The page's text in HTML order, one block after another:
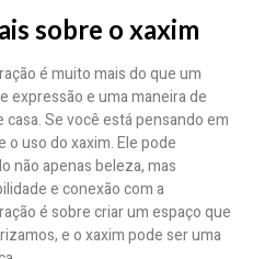
sobre o xaxim
é muito mais do que um
expressão e uma maneira de
Se você está pensando em
uso do xaxim. Ele pode
não apenas beleza, mas
e conexão com a
é sobre criar um espaço que
e o xaxim pode ser uma